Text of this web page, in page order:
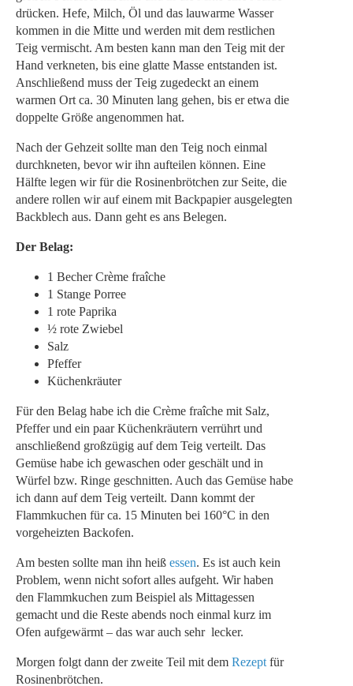
drücken. Hefe, Milch, Öl und das lauwarme Wasser
kommen in die Mitte und werden mit dem restlichen
Teig vermischt. Am besten kann man den Teig mit der
Hand verkneten, bis eine glatte Masse entstanden ist.
Anschließend muss der Teig zugedeckt an einem
warmen Ort ca. 30 Minuten lang gehen, bis er etwa die
doppelte Größe angenommen hat.
Nach der Gehzeit sollte man den Teig noch einmal
durchkneten, bevor wir ihn aufteilen können. Eine
Hälfte legen wir für die Rosinenbrötchen zur Seite, die
andere rollen wir auf einem mit Backpapier ausgelegten
Backblech aus. Dann geht es ans Belegen.
Der Belag:
1 Becher Crème fraîche
1 Stange Porree
1 rote Paprika
½ rote Zwiebel
Salz
Pfeffer
Küchenkräuter
Für den Belag habe ich die Crème fraîche mit Salz,
Pfeffer und ein paar Küchenkräutern verrührt und
anschließend großzügig auf dem Teig verteilt. Das
Gemüse habe ich gewaschen oder geschält und in
Würfel bzw. Ringe geschnitten. Auch das Gemüse habe
ich dann auf dem Teig verteilt. Dann kommt der
Flammkuchen für ca. 15 Minuten bei 160°C in den
vorgeheizten Backofen.
Am besten sollte man ihn heiß essen. Es ist auch kein
Problem, wenn nicht sofort alles aufgeht. Wir haben
den Flammkuchen zum Beispiel als Mittagessen
gemacht und die Reste abends noch einmal kurz im
Ofen aufgewärmt – das war auch sehr lecker.
Morgen folgt dann der zweite Teil mit dem Rezept für
Rosinenbrötchen.